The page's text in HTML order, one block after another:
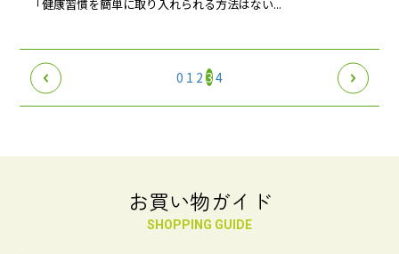
「健康習慣を簡単に取り入れられる方法はない...
0 1 2 34
お買い物ガイド
SHOPPING GUIDE